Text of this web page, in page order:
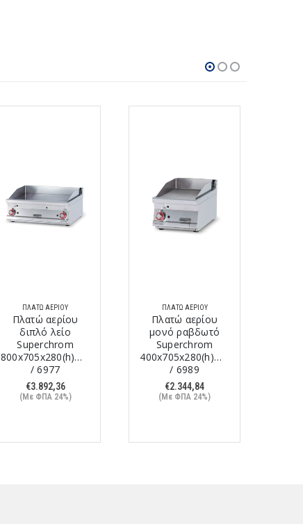
ΠΛΑΤΏ ΑΕΡΊΟΥ
Πλατώ αερίου
διπλό λείο
Superchrom
800x705x280(h)mm
/ 6977
€3.892,36
(Με ΦΠΑ 24%)
ΠΛΑΤΏ ΑΕΡΊΟΥ
Πλατώ αερίου
μονό ραβδωτό
Superchrom
400x705x280(h)mm
/ 6989
€2.344,84
(Με ΦΠΑ 24%)